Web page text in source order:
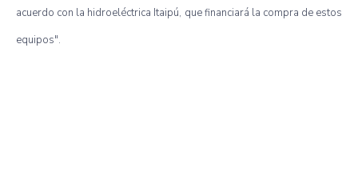
acuerdo con la hidroeléctrica Itaipú, que financiará la compra de estos
equipos".